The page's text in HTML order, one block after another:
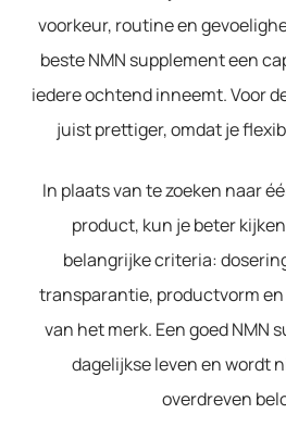
voorkeur, routine en
beste NMN supplement een
iedere ochtend inneemt. Voor
juist prettiger, omdat je
In plaats van te zoeken naar
product, kun je beter
belangrijke criteria:
transparantie, productvorm
van het merk. Een goed NMN
dagelijkse leven en wordt
overdreven